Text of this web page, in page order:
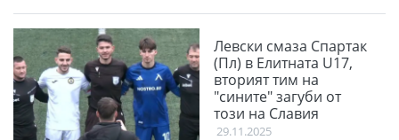
Левски смаза Спартак
(Пл) в Елитната U17,
вторият тим на
"сините" загуби от
този на Славия
29.11.2025